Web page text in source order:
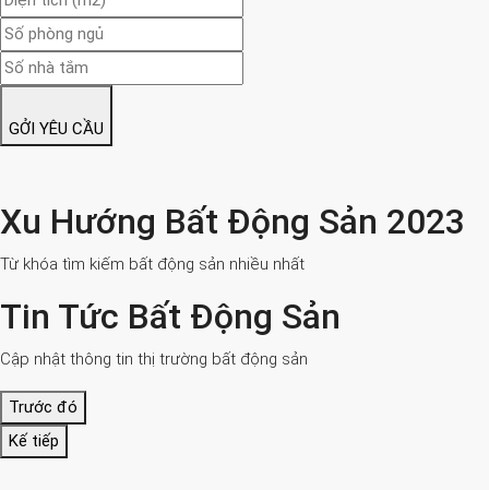
GỞI YÊU CẦU
Xu Hướng Bất Động Sản 2023
Từ khóa tìm kiếm bất động sản nhiều nhất
Tin Tức Bất Động Sản
Cập nhật thông tin thị trường bất động sản
Trước đó
Kế tiếp